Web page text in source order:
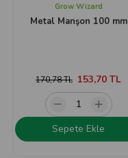
Grow Wizard
Metal Manşon 100 mm
153,70 TL
170,78 TL
Sepete Ekle